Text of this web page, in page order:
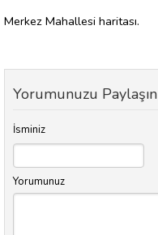
Merkez Mahallesi haritası.
Yorumunuzu Paylaşın
İsminiz
Yorumunuz